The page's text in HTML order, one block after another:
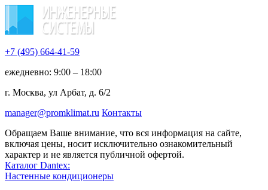
+7 (495) 664-41-59
ежедневно: 9:00 – 18:00
г. Москва, ул Арбат, д. 6/2
manager@promklimat.ru Контакты
Обращаем Ваше внимание, что вся информация на сайте,
включая цены, носит исключительно ознакомительный
характер и не является публичной офертой.
Каталог Dantex:
Настенные кондиционеры